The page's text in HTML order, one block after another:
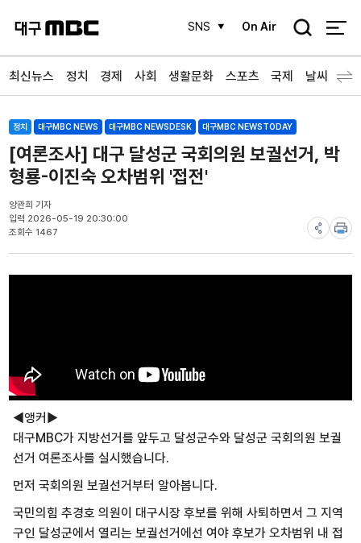
SNS On Air
검
최신뉴스 정치 경제 사회 생활문화 스포츠 국제 날씨
정치 대구MBC NEWS 대구MBC NEWSDESK 대구MBC NEWSTODAY
[여론조사] 대구 달성군 국회의원 보궐선거, 박
형룡-이진숙 오차범위 '접전'
양관희 기자
입력 2026-05-19 20:30:00
조회수 1467
◀앵커▶
대구MBC가 지방선거를 앞두고 달성군수와 달성군 국회의원 보궐
선거 여론조사를 실시했습니다.
먼저 국회의원 보궐선거부터 알아봅니다.
국민의힘 추경호 의원이 대구시장 후보를 위해 사퇴하면서 그 지역
구인 달성군에서 열리는 보궐선거에선 여야 후보가 오차범위 내 접